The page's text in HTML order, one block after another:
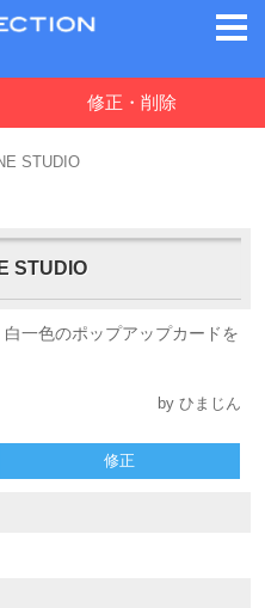
修正・削除
STUDIO
一色のポップアップカードを
by ひまじん
修正